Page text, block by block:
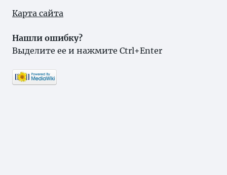
Карта сайта
Нашли ошибку?
Выделите ее и нажмите Ctrl+Enter